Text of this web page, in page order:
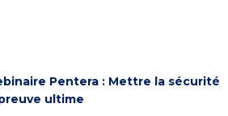
Pentera : Mettre la sécurité
ultime